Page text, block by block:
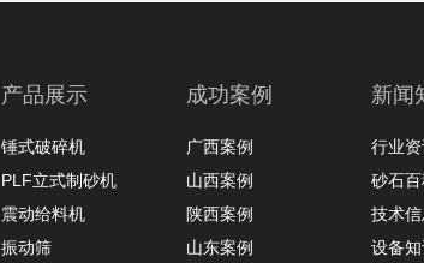
产品展示
锤式破碎机
PLF立式制砂机
震动给料机
振动筛
成功案例
广西案例
山西案例
陕西案例
山东案例
新闻
行业
砂石
技术信
设备知